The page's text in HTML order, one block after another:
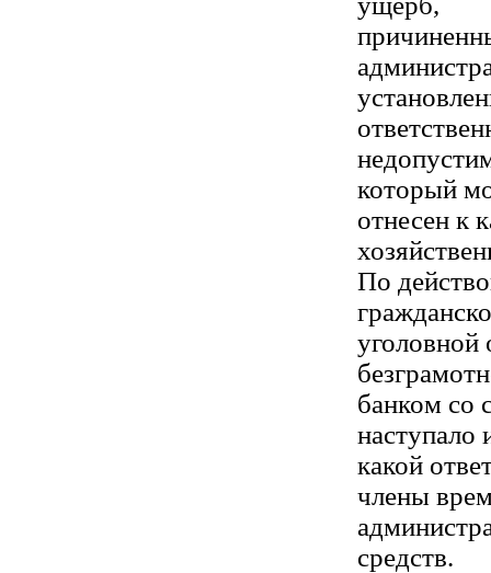
который
отнесен к
По
уголовной
банком со
наступало
какой
члены
средств.